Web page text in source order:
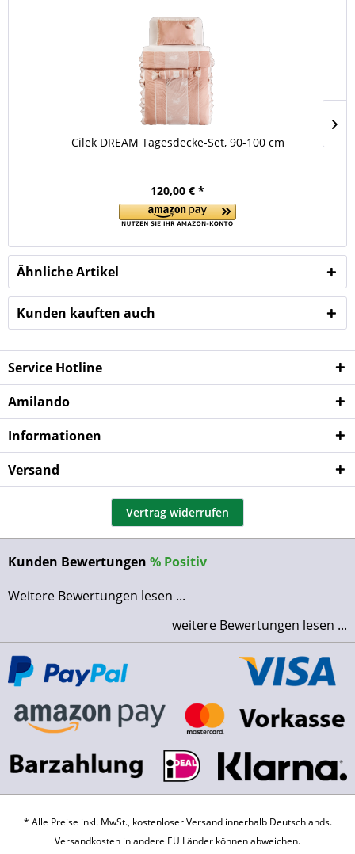
Cilek DREAM Tagesdecke-Set, 90-100 cm
120,00 € *
Ähnliche Artikel
Kunden kauften auch
Service Hotline
Amilando
Informationen
Versand
Vertrag widerrufen
Kunden Bewertungen % Positiv
Weitere Bewertungen lesen ...
weitere Bewertungen lesen ...
* Alle Preise inkl. MwSt., kostenloser Versand innerhalb Deutschlands.
Versandkosten in andere EU Länder können abweichen.